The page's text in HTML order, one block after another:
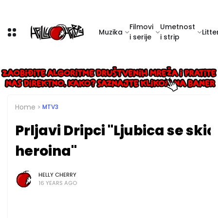
Muzika
Filmovi
i serije
Umetnost
i strip
Home MTV3
Prljavi Dripci "Ljubica se
heroina"
HELLY CHERRY
16 YEARS AGO